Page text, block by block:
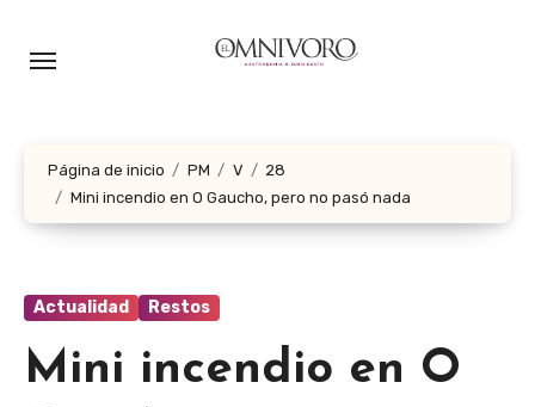
Página de inicio PM V
28
Mini incendio en O Gaucho, pero no pasó nada
Actualidad Restos
Mini incendio en O